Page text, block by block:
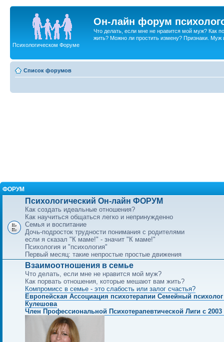
Он-лайн форум
Что делать, если мне не нравится мой муж? Как
жить? Можно ли простить измену? Признаки. Муж
Психологическом Форуме
Список форумов
ФОРУМ
Психологический Он-лайн ФОРУМ
Как создать идеальные отношения?
Как научиться общаться легко и непринужденно
Семья и воспитание
Дочь-подросток трудности понимания с родителями
если я сказал "К маме!" - значит "К маме!"
Психология и "психология"
Первый месяц: такие непростые простые движения
Взаимоотношения в семье
Что делать, если мне не нравится мой муж?
Как порвать отношения, которые мешают вам жить?
Компромисс в семье - это слабость или залог счастья?
Европейская Ассоциация психотерапии Семейный
Кулешова
Член Профессиональной Психотерапевтической Лиги с 2003